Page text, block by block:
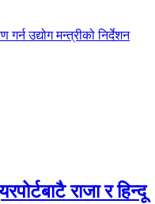
गर्न उद्योग मन्त्रीको निर्देशन
राजा र हिन्दू